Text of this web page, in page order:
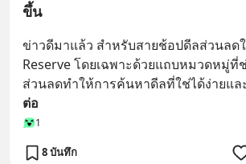
ขึ้น
ข่าวดีมาแล้ว สำหรับสายช้อปดีลส่วนลด
Reserve โดยเฉพาะด้วยแถบหมวดหมู่ที่
ส่วนลดทำให้การค้นหาดีลที่ใช่ได้ง่ายแ
ต่อ
1
8 บันทึก